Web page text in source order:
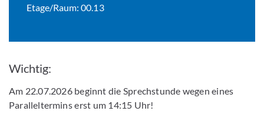
Etage/Raum: 00.13
Wichtig:
Am 22.07.2026 beginnt die Sprechstunde wegen eines
Paralleltermins erst um 14:15 Uhr!